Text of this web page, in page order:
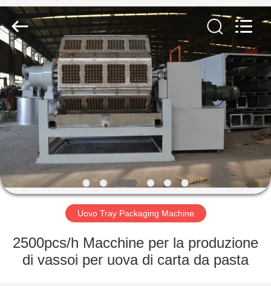
CASA
PRODOTTI
VIDEO
CHI
SIAMO
FATORY
TOUR
Wanyou
Packing
Machinery
Factory.
Rights
Reserved.
Uovo Tray Packaging Machine
2500pcs/h Macchine per la produzione
di vassoi per uova di carta da pasta